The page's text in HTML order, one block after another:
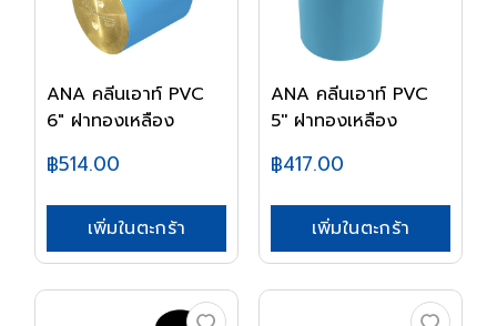
ANA คลีนเอาท์ PVC
6" ฝาทองเหลือง
฿514.00
เพิ่มในตะกร้า
ANA คลีนเอาท์ PVC
5'' ฝาทองเหลือง
฿417.00
เพิ่มในตะกร้า